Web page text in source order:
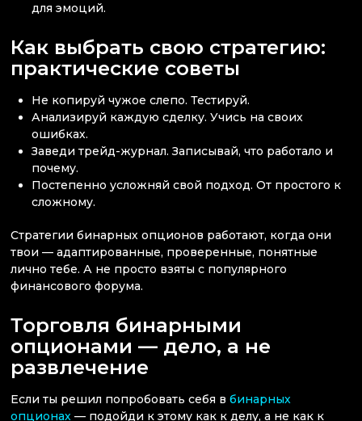
для эмоций.
Как выбрать свою стратегию:
практические советы
Не копируй чужое слепо. Тестируй.
Анализируй каждую сделку. Учись на своих
ошибках.
Заведи трейд-журнал. Записывай, что работало и
почему.
Постепенно усложняй свой подход. От простого к
сложному.
Стратегии бинарных опционов работают, когда они
твои — адаптированные, проверенные, понятные
лично тебе. А не просто взяты с популярного
финансового форума.
Торговля бинарными
опционами — дело, а не
развлечение
Если ты решил попробовать себя в бинарных
опционах — подойди к этому как к делу, а не как к